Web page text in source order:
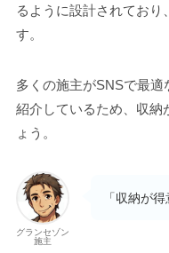
るように設計されており
す。
多くの施主がSNSで最
紹介しているため、収納
ょう。
グランセゾン
施主
「収納が